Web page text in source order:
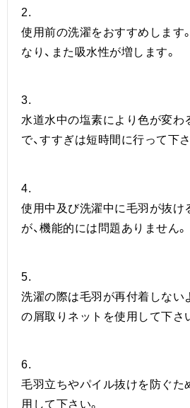
2.
使用前の洗濯をおすすめします
なり、また吸水性が増します。
3.
水道水中の塩素により色が変わ
で、すすぎは短時間に行って下さ
4.
使用中及び洗濯中に毛羽が抜け
が、機能的には問題ありません。
5.
洗濯の際は毛羽が再付着しない
の屑取りネットを使用して下さ
6.
毛羽立ちやパイル抜けを防ぐた
用して下さい。